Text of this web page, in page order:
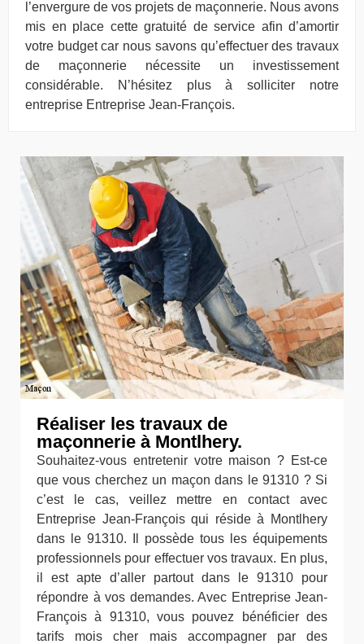
l’envergure de vos projets de maçonnerie. Nous avons
mis en place cette gratuité de service afin d’amortir
votre budget car nous savons qu’effectuer des travaux
de maçonnerie nécessite un investissement
considérable. N’hésitez plus à solliciter notre
entreprise Entreprise Jean-François.
Réaliser les travaux de
maçonnerie à Montlhery.
Souhaitez-vous entretenir votre maison ? Est-ce
que vous cherchez un maçon dans le 91310 ? Si
c’est le cas, veillez mettre en contact avec
Entreprise Jean-François qui réside à Montlhery
dans le 91310. Il possède tous les équipements
professionnels pour effectuer vos travaux. En plus,
il est apte d’aller partout dans le 91310 pour
répondre à vos demandes. Avec Entreprise Jean-
François à 91310, vous pouvez bénéficier des
tarifs mois cher mais accompagner par des